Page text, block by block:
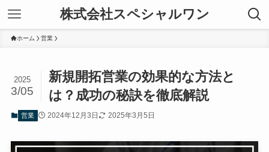
株式会社スペシャルワン
ホーム 営業
新規開拓営業の効果的な方法と
は？成功の秘訣を徹底解説
2025
3/05
営業 2024年12月3日 2025年3月5日